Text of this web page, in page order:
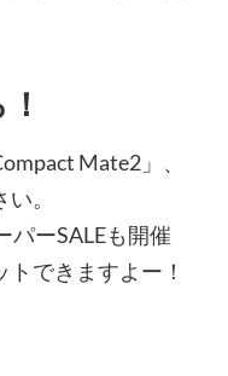
Mate2」、
。
パーSALEも開催
できますよー！